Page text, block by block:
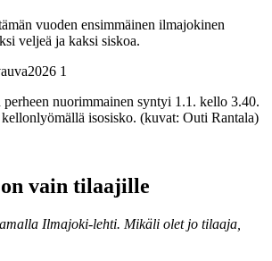
vuoden ensimmäinen ilmajokinen
veljeä ja kaksi siskoa.
nuorimmainen syntyi 1.1. kello 3.40.
isosisko. (kuvat: Outi Rantala)
vain tilaajille
Ilmajoki-lehti. Mikäli olet jo tilaaja,